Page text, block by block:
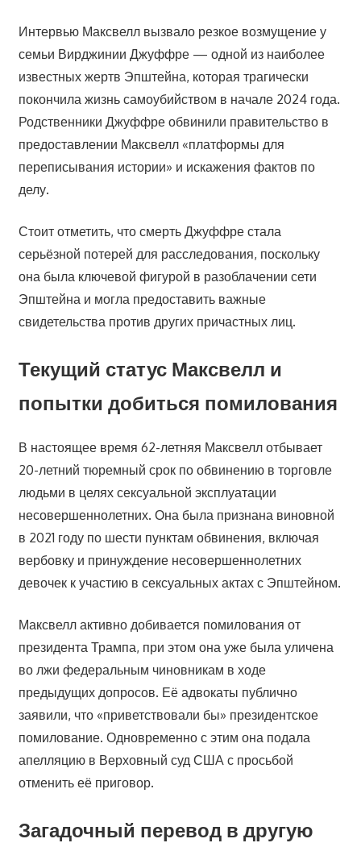
Интервью Максвелл вызвало резкое возмущение у
семьи Вирджинии Джуффре — одной из наиболее
известных жертв Эпштейна, которая трагически
покончила жизнь самоубийством в начале 2024 года.
Родственники Джуффре обвинили правительство в
предоставлении Максвелл «платформы для
переписывания истории» и искажения фактов по
делу.
Стоит отметить, что смерть Джуффре стала
серьёзной потерей для расследования, поскольку
она была ключевой фигурой в разоблачении сети
Эпштейна и могла предоставить важные
свидетельства против других причастных лиц.
Текущий статус Максвелл и
попытки добиться помилования
В настоящее время 62-летняя Максвелл отбывает
20-летний тюремный срок по обвинению в торговле
людьми в целях сексуальной эксплуатации
несовершеннолетних. Она была признана виновной
в 2021 году по шести пунктам обвинения, включая
вербовку и принуждение несовершеннолетних
девочек к участию в сексуальных актах с Эпштейном.
Максвелл активно добивается помилования от
президента Трампа, при этом она уже была уличена
во лжи федеральным чиновникам в ходе
предыдущих допросов. Её адвокаты публично
заявили, что «приветствовали бы» президентское
помилование. Одновременно с этим она подала
апелляцию в Верховный суд США с просьбой
отменить её приговор.
Загадочный перевод в другую